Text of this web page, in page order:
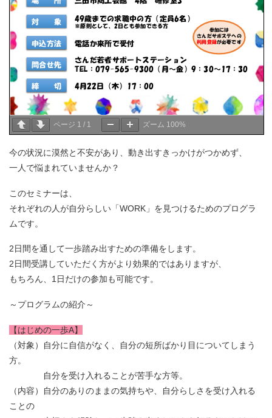
ページ 1 / 1 ズーム 100%
今の状況に漠然と不安があり、動き出すきっかけがつかめず、
一人で悩まれていませんか？
このセミナーは、
それぞれの人が自分らしい「WORK」を見つけるためのプログラ
ムです。
2日間を通して一歩踏み出すための準備をします。
2日間受講していただく方がより効果的ではありますが、
もちろん、1日だけの参加も可能です。
～プログラムの紹介～
【はじめの一歩A】
（対象）自分に自信がなく、自分の短所ばかり目についてしまう
方。
自分を受け入れることが苦手な方等。
（内容）自分のありのままの気持ちや、自分らしさを受け入れる
ことの